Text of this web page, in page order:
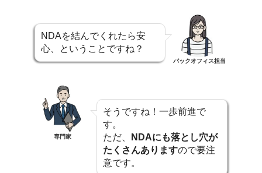
NDAを結んでくれたら安
心、ということですね？
バックオフィス担当
専門家
そうですね！一歩前進で
す。
ただ、
NDAにも落とし穴が
たくさんありますので要注
意です。